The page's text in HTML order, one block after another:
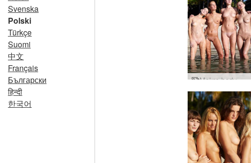
Svenska
Polski
Türkçe
Suomi
中文
Français
Български
हिन्दी
한국어
Mokre body Coxy Flora Thea Zaika